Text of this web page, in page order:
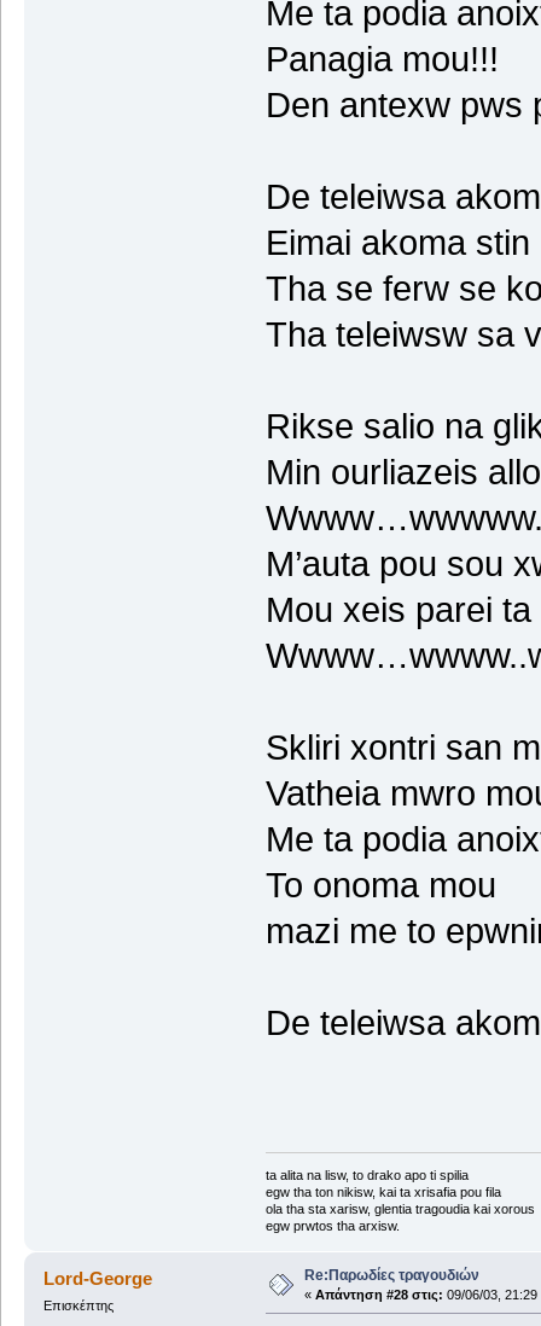
Me ta podia
Panagia mou!!!
Den antexw pws
De teleiwsa
Eimai akoma stin
Tha se ferw se
Tha teleiwsw sa
Rikse salio na
Min ourliazeis
M’auta pou sou
Mou xeis parei ta
Skliri xontri san
Vatheia mwro
Me ta podia
To onoma mou
mazi me to
De teleiwsa
ta alita na lisw, to drako apo ti spilia
egw tha ton nikisw, kai ta xrisafia pou fila
ola tha sta xarisw, glentia tragoudia kai xorous
egw prwtos tha arxisw.
Lord-George
Επισκέπτης
Re:Παρωδίες τραγουδιών
« Απάντηση #28 στις: 09/06/03, 21:29